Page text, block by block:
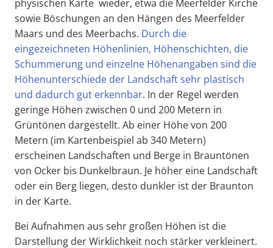
physischen Karte wieder, etwa die Meerfelder Kirche
sowie Böschungen an den Hängen des Meerfelder
Maars und des Meerbachs. Durch die
eingezeichneten Höhenlinien, Höhenschichten, die
Schummerung und einzelne Höhenangaben sind die
Höhenunterschiede der Landschaft sehr plastisch
und dadurch gut erkennbar. In der Regel werden
geringe Höhen zwischen 0 und 200 Metern in
Grüntönen dargestellt. Ab einer Höhe von 200
Metern (im Kartenbeispiel ab 340 Metern)
erscheinen Landschaften und Berge in Brauntönen
von Ocker bis Dunkelbraun. Je höher eine Landschaft
oder ein Berg liegen, desto dunkler ist der Braunton
in der Karte.
Bei Aufnahmen aus sehr großen Höhen ist die
Darstellung der Wirklichkeit noch stärker verkleinert.